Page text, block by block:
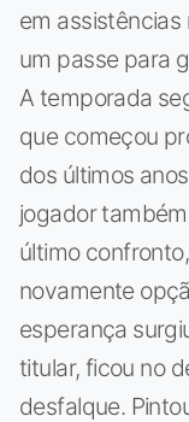
em assistências
um passe para
A temporada
que começou
dos últimos
jogador
último
novamente
esperança
titular, ficou no
desfalque.